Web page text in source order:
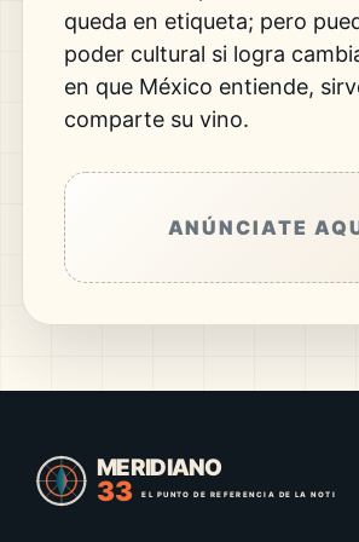
queda en etiqueta; pero
poder cultural si logra
en que México entiende,
comparte su vino.
ANÚNCIATE